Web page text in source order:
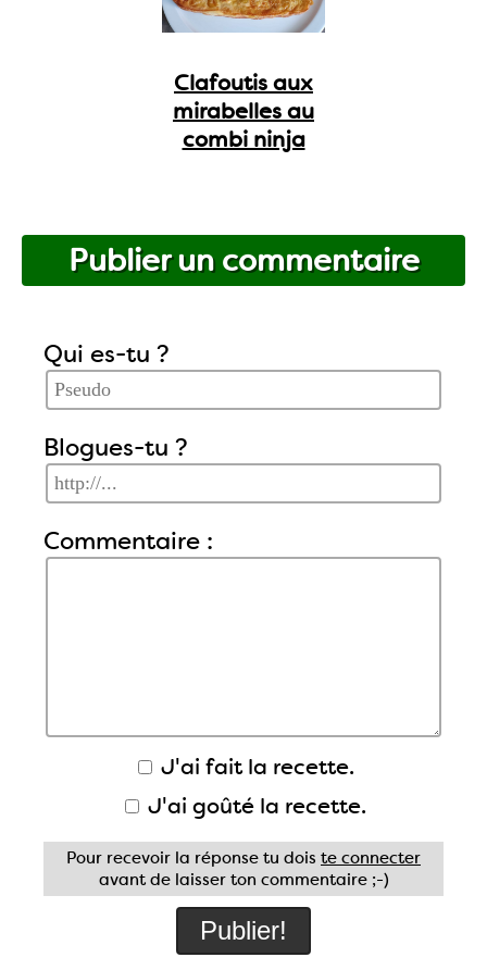
Clafoutis aux
mirabelles au
combi ninja
Publier un commentaire
Qui es-tu ?
Blogues-tu ?
Commentaire :
J'ai fait la recette.
J'ai goûté la recette.
Pour recevoir la réponse tu dois te connecter
avant de laisser ton commentaire ;-)